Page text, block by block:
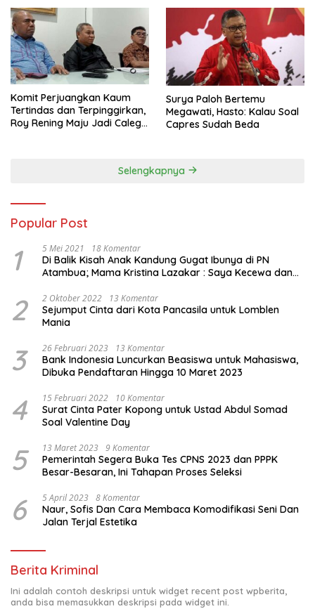
Komit Perjuangkan Kaum
Tertindas dan Terpinggirkan,
Roy Rening Maju Jadi Caleg
Surya Paloh Bertemu
Megawati, Hasto: Kalau Soal
Capres Sudah Beda
Selengkapnya
Popular Post
1 5 Mei 2021 18 Komentar
Di Balik Kisah Anak Kandung Gugat Ibunya di PN
Atambua; Mama Kristina Lazakar : Saya Kecewa dan
2 2 Oktober 2022 13 Komentar
Sejumput Cinta dari Kota Pancasila untuk Lomblen
Mania
3 26 Februari 2023 13 Komentar
Bank Indonesia Luncurkan Beasiswa untuk Mahasiswa,
Dibuka Pendaftaran Hingga 10 Maret 2023
4 15 Februari 2022 10 Komentar
Surat Cinta Pater Kopong untuk Ustad Abdul Somad
Soal Valentine Day
5 13 Maret 2023 9 Komentar
Pemerintah Segera Buka Tes CPNS 2023 dan PPPK
Besar-Besaran, Ini Tahapan Proses Seleksi
6 5 April 2023 8 Komentar
Naur, Sofis Dan Cara Membaca Komodifikasi Seni Dan
Jalan Terjal Estetika
Berita Kriminal
Ini adalah contoh deskripsi untuk widget recent post wpberita,
anda bisa memasukkan deskripsi pada widget ini.